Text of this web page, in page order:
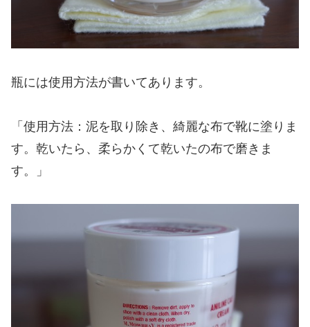
瓶には使用方法が書いてあります。
「使用方法：泥を取り除き、綺麗な布で靴に塗りま
す。乾いたら、柔らかくて乾いたの布で磨きま
す。」